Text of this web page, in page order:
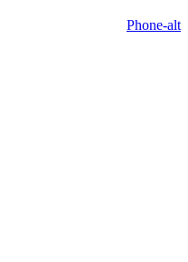
Phone-alt